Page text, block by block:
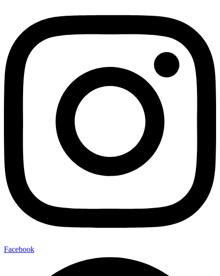
Facebook